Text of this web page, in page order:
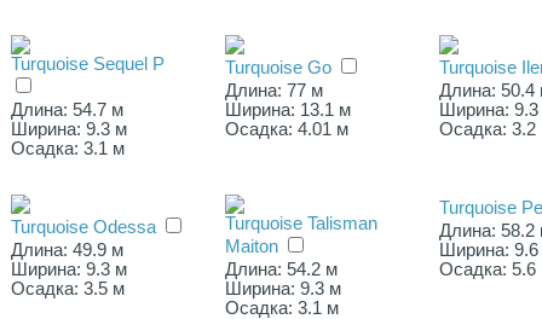
Turquoise Sequel Р
Длина: 54.7 м
Ширина: 9.3 м
Осадка: 3.1 м
Turquoise Gо
Длина: 77 м
Ширина: 13.1 м
Осадка: 4.01 м
Turquoise
Длина: 50.4
Ширина:
Осадка: 3.2
Turquoise Odessa
Длина: 49.9 м
Ширина: 9.3 м
Осадка: 3.5 м
Turquoise Talisman
Maiton
Длина: 54.2 м
Ширина: 9.3 м
Осадка: 3.1 м
Turquoise
Длина: 58.2
Ширина:
Осадка: 5.6